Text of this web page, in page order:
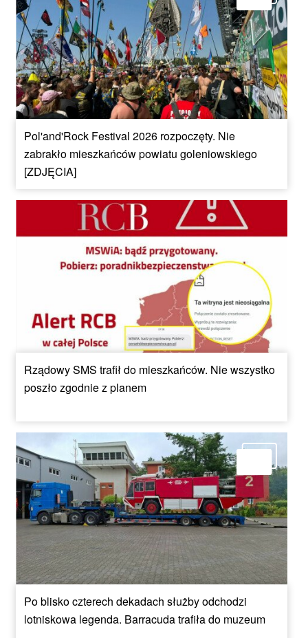
Pol'and'Rock Festival 2026 rozpoczęty. Nie
zabrakło mieszkańców powiatu goleniowskiego
[ZDJĘCIA]
Rządowy SMS trafił do mieszkańców. Nie wszystko
poszło zgodnie z planem
Po blisko czterech dekadach służby odchodzi
lotniskowa legenda. Barracuda trafiła do muzeum